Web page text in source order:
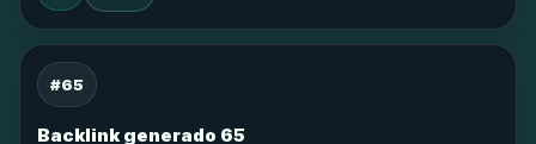
#65
Backlink generado 65